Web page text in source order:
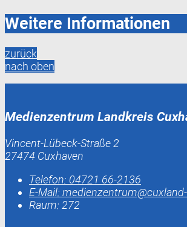
Weitere Informationen
zurück
nach oben
Medienzentrum Landkreis
Vincent-Lübeck-Straße 2
27474 Cuxhaven
Telefon: 04721 66-2136
E-Mail:
Raum: 272